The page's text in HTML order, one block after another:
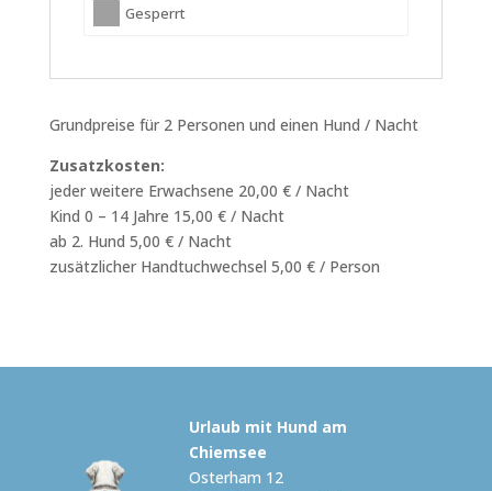
Gesperrt
Grundpreise für 2 Personen und einen Hund / Nacht
Zusatzkosten:
jeder weitere Erwachsene 20,00 € / Nacht
Kind 0 – 14 Jahre 15,00 € / Nacht
ab 2. Hund 5,00 € / Nacht
zusätzlicher Handtuchwechsel 5,00 € / Person
Urlaub mit Hund am
Chiemsee
Osterham 12